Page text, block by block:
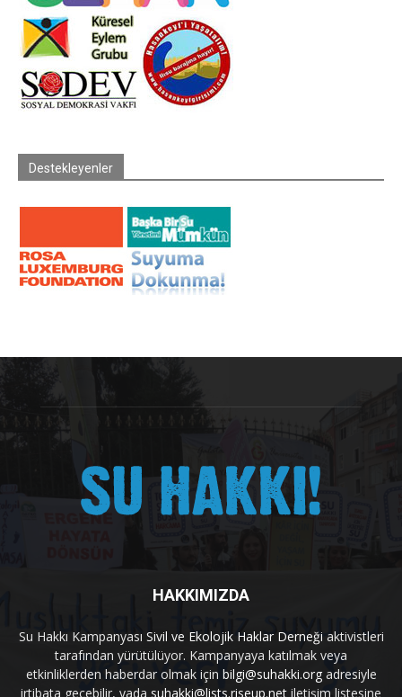
Destekleyenler
HAKKIMIZDA
Su Hakkı Kampanyası Sivil ve Ekolojik Haklar Derneği aktivistleri
tarafından yürütülüyor. Kampanyaya katılmak veya
etkinliklerden haberdar olmak için bilgi@suhakki.orgadresiyle
irtibata geçebilir, yada suhakki@lists.riseup.net iletişim listesine